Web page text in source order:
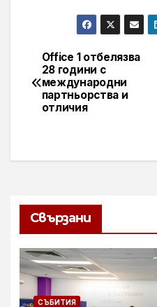
Навигация
Office 1 отбелязва
28 години с
международни
партньорства и
отличия
Свързани
СЪБИТИЯ